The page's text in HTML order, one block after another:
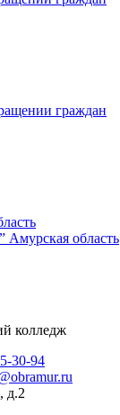
граждан
область
колледж
30-94
д.2